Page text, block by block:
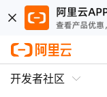
开发者社区